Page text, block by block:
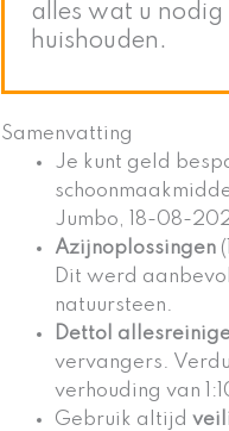
alles wat u nodig
huishouden.
Samenvatting
Je kunt geld
Jumbo, 18-08-
Azijnoplossingen
Dit werd
natuursteen.
Dettol
vervangers.
verhouding van
Gebruik altijd